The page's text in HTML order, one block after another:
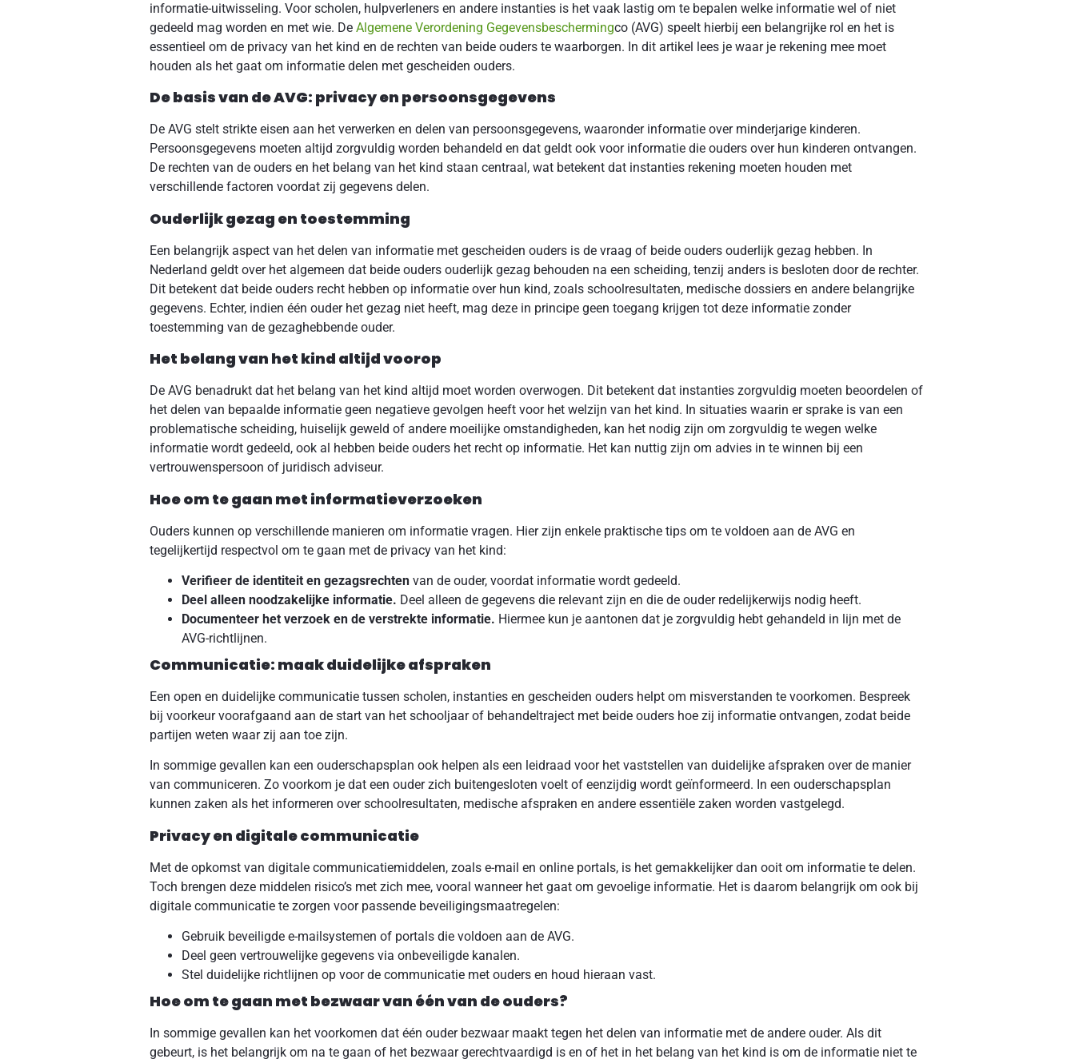
informatie-uitwisseling. Voor scholen, hulpverleners en andere instanties is het vaak lastig om te bepalen welke informatie wel of niet
gedeeld mag worden en met wie. De Algemene Verordening Gegevensbeschermingco (AVG) speelt hierbij een belangrijke rol en het is
essentieel om de privacy van het kind en de rechten van beide ouders te waarborgen. In dit artikel lees je waar je rekening mee moet
houden als het gaat om informatie delen met gescheiden ouders.
De basis van de AVG: privacy en persoonsgegevens
De AVG stelt strikte eisen aan het verwerken en delen van persoonsgegevens, waaronder informatie over minderjarige kinderen.
Persoonsgegevens moeten altijd zorgvuldig worden behandeld en dat geldt ook voor informatie die ouders over hun kinderen ontvangen.
De rechten van de ouders en het belang van het kind staan centraal, wat betekent dat instanties rekening moeten houden met
verschillende factoren voordat zij gegevens delen.
Ouderlijk gezag en toestemming
Een belangrijk aspect van het delen van informatie met gescheiden ouders is de vraag of beide ouders ouderlijk gezag hebben. In
Nederland geldt over het algemeen dat beide ouders ouderlijk gezag behouden na een scheiding, tenzij anders is besloten door de rechter.
Dit betekent dat beide ouders recht hebben op informatie over hun kind, zoals schoolresultaten, medische dossiers en andere belangrijke
gegevens. Echter, indien één ouder het gezag niet heeft, mag deze in principe geen toegang krijgen tot deze informatie zonder
toestemming van de gezaghebbende ouder.
Het belang van het kind altijd voorop
De AVG benadrukt dat het belang van het kind altijd moet worden overwogen. Dit betekent dat instanties zorgvuldig moeten beoordelen of
het delen van bepaalde informatie geen negatieve gevolgen heeft voor het welzijn van het kind. In situaties waarin er sprake is van een
problematische scheiding, huiselijk geweld of andere moeilijke omstandigheden, kan het nodig zijn om zorgvuldig te wegen welke
informatie wordt gedeeld, ook al hebben beide ouders het recht op informatie. Het kan nuttig zijn om advies in te winnen bij een
vertrouwenspersoon of juridisch adviseur.
Hoe om te gaan met informatieverzoeken
Ouders kunnen op verschillende manieren om informatie vragen. Hier zijn enkele praktische tips om te voldoen aan de AVG en
tegelijkertijd respectvol om te gaan met de privacy van het kind:
Verifieer de identiteit en gezagsrechten van de ouder, voordat informatie wordt gedeeld.
Deel alleen noodzakelijke informatie. Deel alleen de gegevens die relevant zijn en die de ouder redelijkerwijs nodig heeft.
Documenteer het verzoek en de verstrekte informatie. Hiermee kun je aantonen dat je zorgvuldig hebt gehandeld in lijn met de
AVG-richtlijnen.
Communicatie: maak duidelijke afspraken
Een open en duidelijke communicatie tussen scholen, instanties en gescheiden ouders helpt om misverstanden te voorkomen. Bespreek
bij voorkeur voorafgaand aan de start van het schooljaar of behandeltraject met beide ouders hoe zij informatie ontvangen, zodat beide
partijen weten waar zij aan toe zijn.
In sommige gevallen kan een ouderschapsplan ook helpen als een leidraad voor het vaststellen van duidelijke afspraken over de manier
van communiceren. Zo voorkom je dat een ouder zich buitengesloten voelt of eenzijdig wordt geïnformeerd. In een ouderschapsplan
kunnen zaken als het informeren over schoolresultaten, medische afspraken en andere essentiële zaken worden vastgelegd.
Privacy en digitale communicatie
Met de opkomst van digitale communicatiemiddelen, zoals e-mail en online portals, is het gemakkelijker dan ooit om informatie te delen.
Toch brengen deze middelen risico’s met zich mee, vooral wanneer het gaat om gevoelige informatie. Het is daarom belangrijk om ook bij
digitale communicatie te zorgen voor passende beveiligingsmaatregelen:
Gebruik beveiligde e-mailsystemen of portals die voldoen aan de AVG.
Deel geen vertrouwelijke gegevens via onbeveiligde kanalen.
Stel duidelijke richtlijnen op voor de communicatie met ouders en houd hieraan vast.
Hoe om te gaan met bezwaar van één van de ouders?
In sommige gevallen kan het voorkomen dat één ouder bezwaar maakt tegen het delen van informatie met de andere ouder. Als dit
gebeurt, is het belangrijk om na te gaan of het bezwaar gerechtvaardigd is en of het in het belang van het kind is om de informatie niet te